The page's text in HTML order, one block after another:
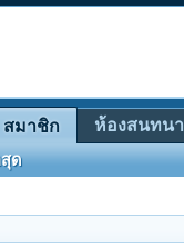
สมาชิก
ด
ห้องสนทนา